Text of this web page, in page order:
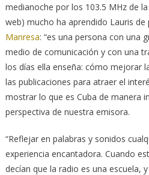
medianoche por los 103.5 MHz de
web) mucho ha aprendido Lauris
Manresa: “es una persona con una
medio de comunicación y con una
los días ella enseña: cómo mejorar
las publicaciones para atraer el
mostrar lo que es Cuba de manera
perspectiva de nuestra emisora.
“Reflejar en palabras y sonidos
experiencia encantadora. Cuando
decían que la radio es una escuela,